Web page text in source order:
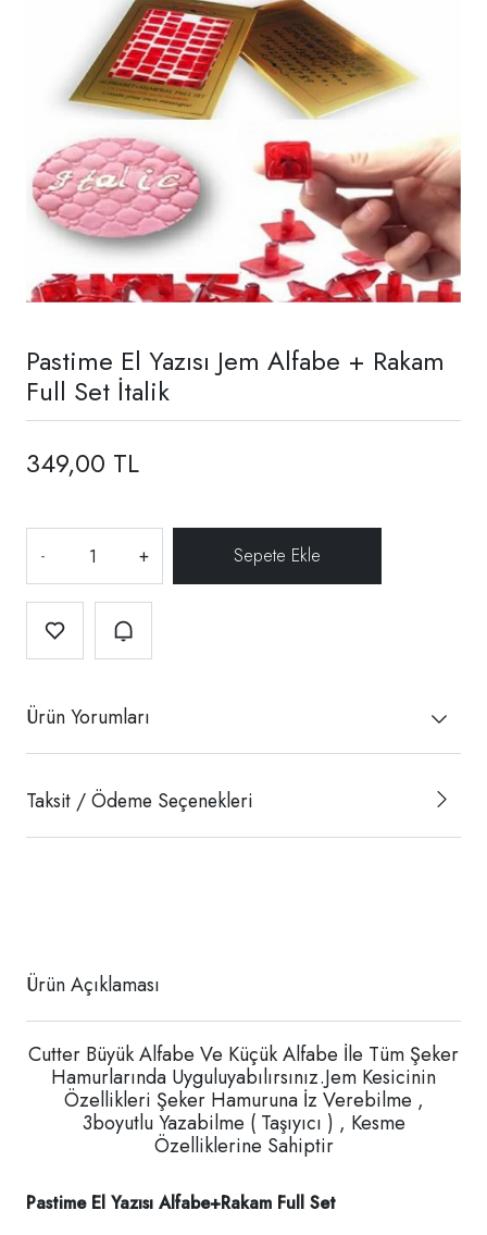
Pastime El Yazısı Jem Alfabe + Rakam
Full Set İtalik
349,00 TL
- +
Ürün Yorumları
Taksit / Ödeme Seçenekleri
Ürün Açıklaması
Cutter Büyük Alfabe Ve Küçük Alfabe İle Tüm Şeker
Hamurlarında Uyguluyabılırsınız.Jem Kesicinin
Özellikleri Şeker Hamuruna İz Verebilme ,
3boyutlu Yazabilme ( Taşıyıcı ) , Kesme
Özelliklerine Sahiptir
Pastime El Yazısı Alfabe+Rakam Full Set